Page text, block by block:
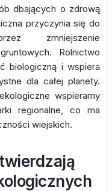
dbających o zdrową
przyczynia się do
zmniejszenie
Rolnictwo
biologiczną i wspiera
dla całej planety.
wspieramy
regionalne, co ma
wiejskich.